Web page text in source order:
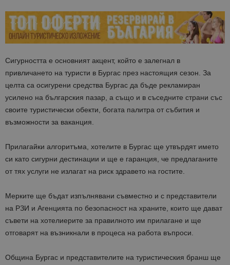
Сигурността е основният акцент, който е залегнал в
привличането на туристи в Бургас през настоящия сезон. За
целта са осигурени средства Бургас да бъде рекламиран
усилено на българския пазар, а също и в съседните страни със
своите туристически обекти, богата палитра от събития и
възможности за ваканция.
Прилагайки алгоритъма, хотелите в Бургас ще утвърдят името
си като сигурни дестинации и щe e гаранция, че предлаганите
от тях услуги не излагат на риск здравето на гостите.
Мерките ще бъдат изпълнявани съвместно и с представители
на РЗИ и Агенцията по безопасност на храните, които ще дават
съвети на хотелиерите за правилното им прилагане и ще
отговарят на възникнали в процеса на работа въпроси.
Община Бургас и представителите на туристическия бранш ще